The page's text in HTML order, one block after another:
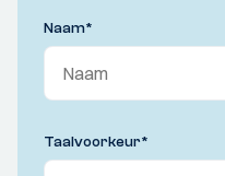
Naam*
Taalvoorkeur*